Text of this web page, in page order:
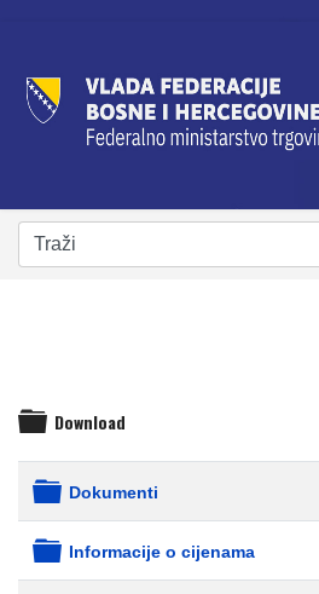
Download
folder
Dokumenti
folder
Informacije o cijenama